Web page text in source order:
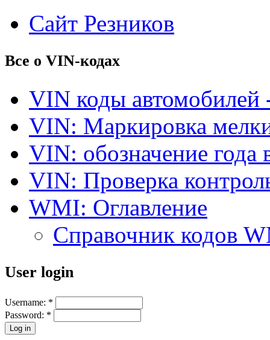
Сайт Резников
Все о VIN-кодах
VIN коды автомобилей
VIN: Маркировка
VIN: обозначение года
VIN: Проверка
WMI: Оглавление
Справочник кодов
User login
Username: *
Password: *